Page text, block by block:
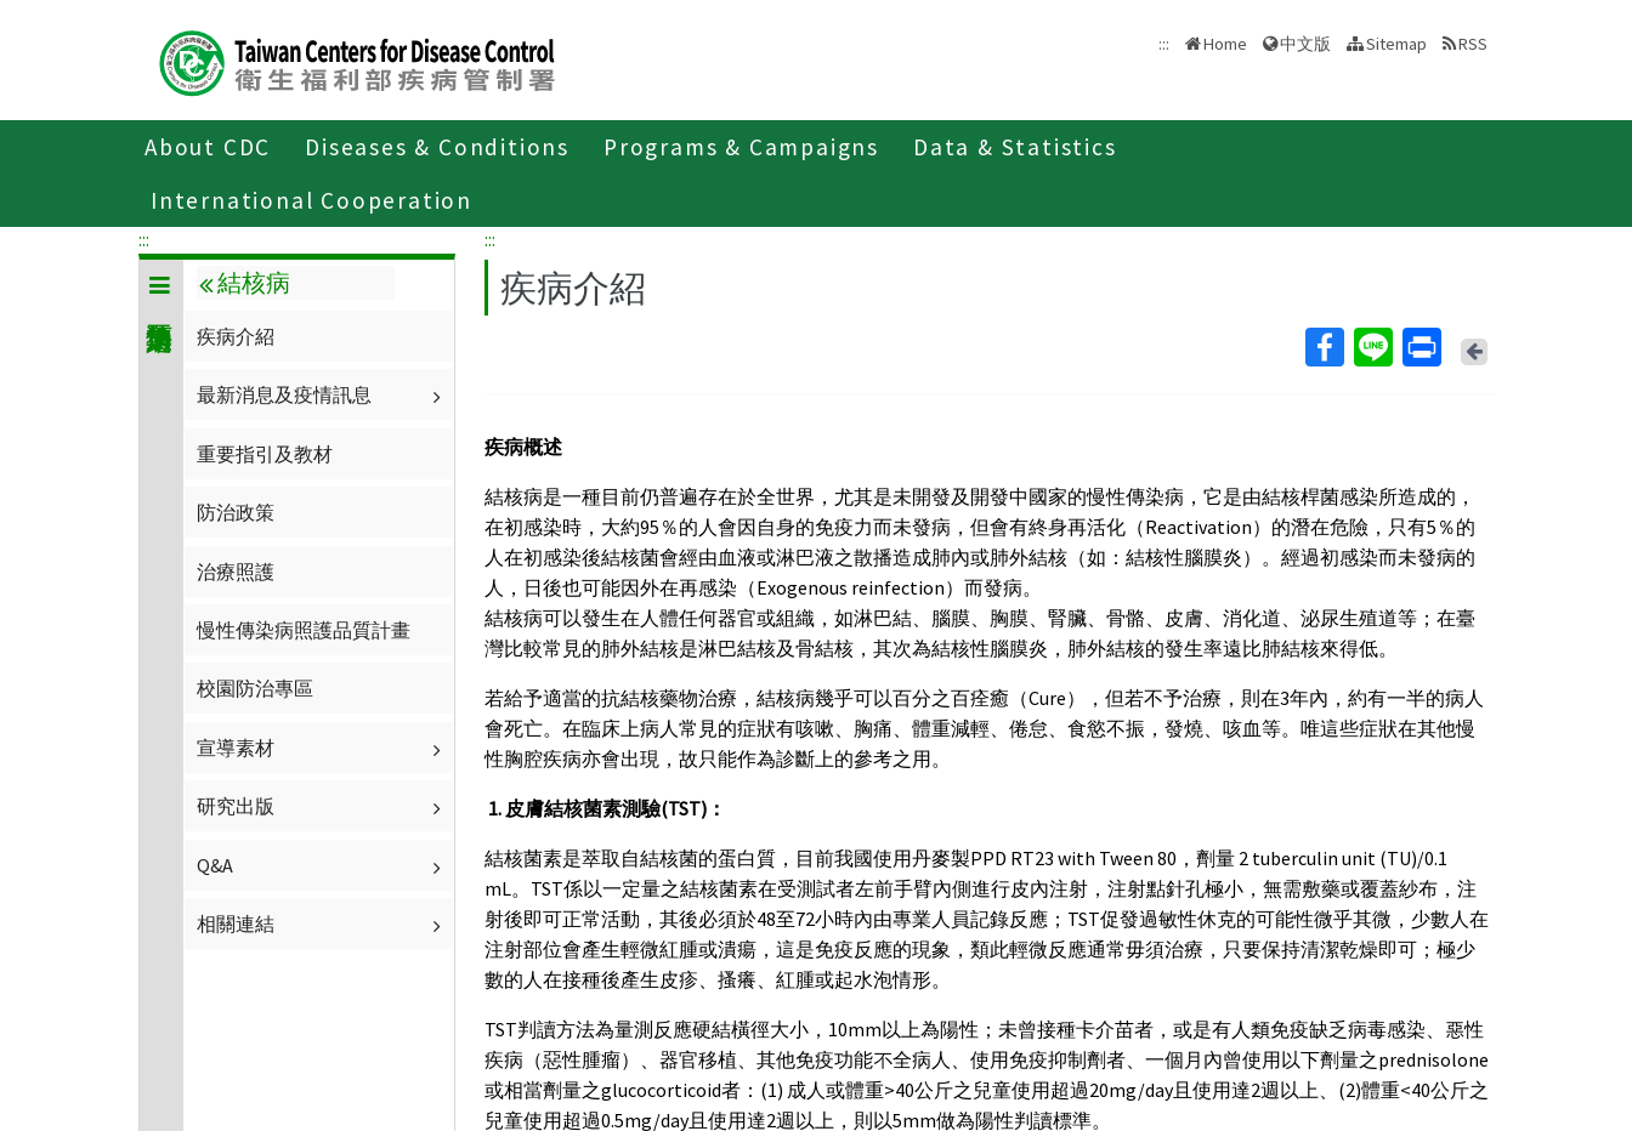
::: Home 中文版 Sitemap RSS
About CDC Diseases & Conditions Programs & Campaigns
Data & Statistics
International Cooperation
傳染病與防疫專題
:::
結核病
疾病介紹
最新消息及疫情訊息
重要指引及教材
防治政策
治療照護
慢性傳染病照護品質計畫
校園防治專區
宣導素材
研究出版
Q&A
相關連結
:::
疾病介紹
Back
疾病概述
結核病是一種目前仍普遍存在於全世界，尤其是未開發及開發中國家的慢性傳染病，它是由結核桿菌感染所造成的，
在初感染時，大約95％的人會因自身的免疫力而未發病，但會有終身再活化（Reactivation）的潛在危險，只有5％的
人在初感染後結核菌會經由血液或淋巴液之散播造成肺內或肺外結核（如：結核性腦膜炎）。經過初感染而未發病的
人，日後也可能因外在再感染（Exogenous reinfection）而發病。
結核病可以發生在人體任何器官或組織，如淋巴結、腦膜、胸膜、腎臟、骨骼、皮膚、消化道、泌尿生殖道等；在臺
灣比較常見的肺外結核是淋巴結核及骨結核，其次為結核性腦膜炎，肺外結核的發生率遠比肺結核來得低。
若給予適當的抗結核藥物治療，結核病幾乎可以百分之百痊癒（Cure），但若不予治療，則在3年內，約有一半的病人
會死亡。在臨床上病人常見的症狀有咳嗽、胸痛、體重減輕、倦怠、食慾不振，發燒、咳血等。唯這些症狀在其他慢
性胸腔疾病亦會出現，故只能作為診斷上的參考之用。
1. 皮膚結核菌素測驗(TST)：
結核菌素是萃取自結核菌的蛋白質，目前我國使用丹麥製PPD RT23 with Tween 80，劑量 2 tuberculin unit (TU)/0.1
mL。TST係以一定量之結核菌素在受測試者左前手臂內側進行皮內注射，注射點針孔極小，無需敷藥或覆蓋紗布，注
射後即可正常活動，其後必須於48至72小時內由專業人員記錄反應；TST促發過敏性休克的可能性微乎其微，少數人在
注射部位會產生輕微紅腫或潰瘍，這是免疫反應的現象，類此輕微反應通常毋須治療，只要保持清潔乾燥即可；極少
數的人在接種後產生皮疹、搔癢、紅腫或起水泡情形。
TST判讀方法為量測反應硬結橫徑大小，10mm以上為陽性；未曾接種卡介苗者，或是有人類免疫缺乏病毒感染、惡性
疾病（惡性腫瘤）、器官移植、其他免疫功能不全病人、使用免疫抑制劑者、一個月內曾使用以下劑量之prednisolone
或相當劑量之glucocorticoid者：(1) 成人或體重>40公斤之兒童使用超過20mg/day且使用達2週以上、(2)體重<40公斤之
兒童使用超過0.5mg/day且使用達2週以上，則以5mm做為陽性判讀標準。